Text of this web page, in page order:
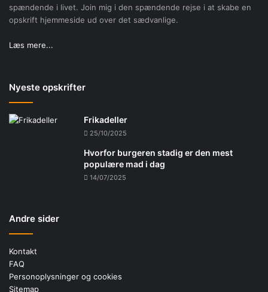
spændende i livet. Join mig i den spændende rejse i at skabe en
opskrift hjemmeside ud over det sædvanlige.
Læs mere...
Nyeste opskrifter
Frikadeller
25/10/2025
Hvorfor burgeren stadig er den mest
populære mad i dag
14/07/2025
Andre sider
Kontakt
FAQ
Personoplysninger og cookies
Sitemap